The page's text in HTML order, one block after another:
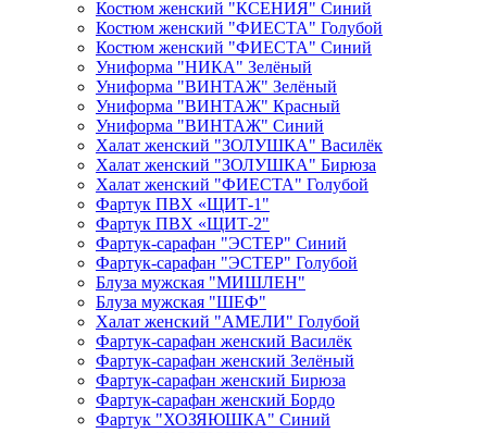
Костюм женский "КСЕНИЯ" Синий
Костюм женский "ФИЕСТА" Голубой
Костюм женский "ФИЕСТА" Синий
Униформа "НИКА" Зелёный
Униформа "ВИНТАЖ" Зелёный
Униформа "ВИНТАЖ" Красный
Униформа "ВИНТАЖ" Синий
Халат женский "ЗОЛУШКА" Василёк
Халат женский "ЗОЛУШКА" Бирюза
Халат женский "ФИЕСТА" Голубой
Фартук ПВХ «ЩИТ-1"
Фартук ПВХ «ЩИТ-2"
Фартук-сарафан "ЭСТЕР" Синий
Фартук-сарафан "ЭСТЕР" Голубой
Блуза мужская "МИШЛЕН"
Блуза мужская "ШЕФ"
Халат женский "АМЕЛИ" Голубой
Фартук-сарафан женский Василёк
Фартук-сарафан женский Зелёный
Фартук-сарафан женский Бирюза
Фартук-сарафан женский Бордо
Фартук "ХОЗЯЮШКА" Синий